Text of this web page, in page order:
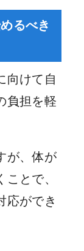
るべき
向けて自
負担を軽
が、体が
とで、
応ができ